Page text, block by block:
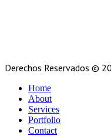
Derechos Reservados ©
Home
About
Services
Portfolio
Contact